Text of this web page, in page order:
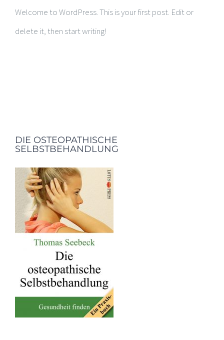
Welcome to WordPress. This is your first post. Edit or
delete it, then start writing!
DIE OSTEOPATHISCHE
SELBSTBEHANDLUNG